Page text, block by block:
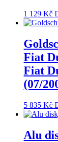
1 129 Kč
Fiat
Fiat
(07/
5 835 Kč
Alu